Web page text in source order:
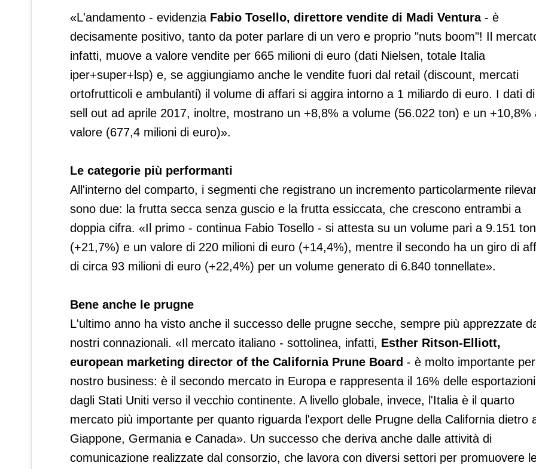
«L'andamento - evidenzia Fabio Tosello, direttore vendite di Madi Ventura- è
decisamente positivo, tanto da poter parlare di un vero e proprio "nuts boom"! Il
infatti, muove a valore vendite per 665 milioni di euro (dati Nielsen, totale Italia
iper+super+lsp) e, se aggiungiamo anche le vendite fuori dal retail (discount, mercati
ortofrutticoli e ambulanti) il volume di affari si aggira intorno a 1 miliardo di euro. I dati di
sell out ad aprile 2017, inoltre, mostrano un +8,8% a volume (56.022 ton) e un +10,8%
valore (677,4 milioni di euro)».
Le categorie più performanti
All'interno del comparto, i segmenti che registrano un incremento particolarmente
sono due: la frutta secca senza guscio e la frutta essiccata, che crescono entrambi a
doppia cifra. «Il primo - continua Fabio Tosello - si attesta su un volume pari a 9.151 ton
(+21,7%) e un valore di 220 milioni di euro (+14,4%), mentre il secondo ha un giro di
di circa 93 milioni di euro (+22,4%) per un volume generato di 6.840 tonnellate».
Bene anche le prugne
L'ultimo anno ha visto anche il successo delle prugne secche, sempre più apprezzate
nostri connazionali. «Il mercato italiano - sottolinea, infatti, Esther Ritson-Elliott,
european marketing director of the California Prune Board - è molto importante
nostro business: è il secondo mercato in Europa e rappresenta il 16% delle esportazioni
dagli Stati Uniti verso il vecchio continente. A livello globale, invece, l'Italia è il quarto
mercato più importante per quanto riguarda l'export delle Prugne della California dietro
Giappone, Germania e Canada». Un successo che deriva anche dalle attività di
comunicazione realizzate dal consorzio, che lavora con diversi settori per promuovere